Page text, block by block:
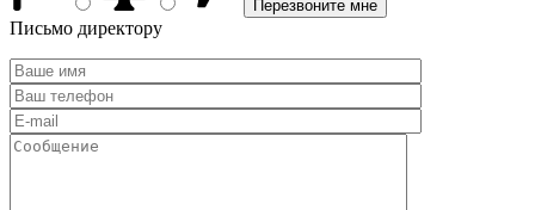
Письмо директору